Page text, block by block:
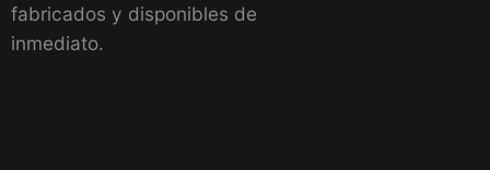
fabricados y disponibles de
inmediato.